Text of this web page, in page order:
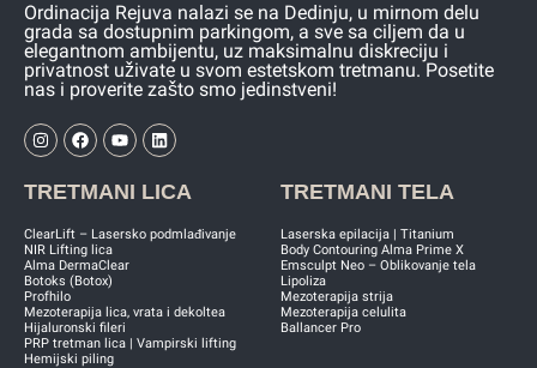
Ordinacija Rejuva nalazi se na Dedinju, u mirnom delu
grada sa dostupnim parkingom, a sve sa ciljem da u
elegantnom ambijentu, uz maksimalnu diskreciju i
privatnost uživate u svom estetskom tretmanu. Posetite
nas i proverite zašto smo jedinstveni!
TRETMANI LICA
ClearLift – Lasersko podmlađivanje
NIR Lifting lica
Alma DermaClear
Botoks (Botox)
Profhilo
Mezoterapija lica, vrata i dekoltea
Hijaluronski fileri
PRP tretman lica | Vampirski lifting
Hemijski piling
TRETMANI TELA
Laserska epilacija | Titanium
Body Contouring Alma Prime X
Emsculpt Neo – Oblikovanje tela
Lipoliza
Mezoterapija strija
Mezoterapija celulita
Ballancer Pro